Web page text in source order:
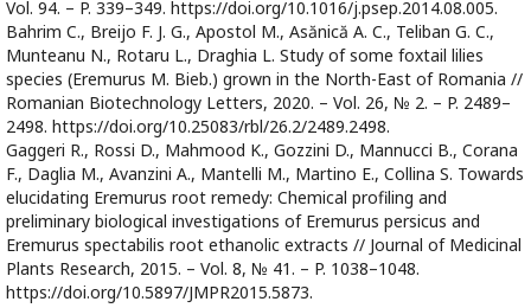
Vol. 94. – P. 339–349. https://doi.org/10.1016/j.psep.2014.08.005.
Bahrim C., Breijo F. J. G., Apostol M., Asănică A. C., Teliban G. C.,
Munteanu N., Rotaru L., Draghia L. Study of some foxtail lilies
species (Eremurus M. Bieb.) grown in the North-East of Romania //
Romanian Biotechnology Letters, 2020. – Vol. 26, № 2. – P. 2489–
2498. https://doi.org/10.25083/rbl/26.2/2489.2498.
Gaggeri R., Rossi D., Mahmood K., Gozzini D., Mannucci B., Corana
F., Daglia M., Avanzini A., Mantelli M., Martino E., Collina S. Towards
elucidating Eremurus root remedy: Chemical profiling and
preliminary biological investigations of Eremurus persicus and
Eremurus spectabilis root ethanolic extracts // Journal of Medicinal
Plants Research, 2015. – Vol. 8, № 41. – P. 1038–1048.
https://doi.org/10.5897/JMPR2015.5873.